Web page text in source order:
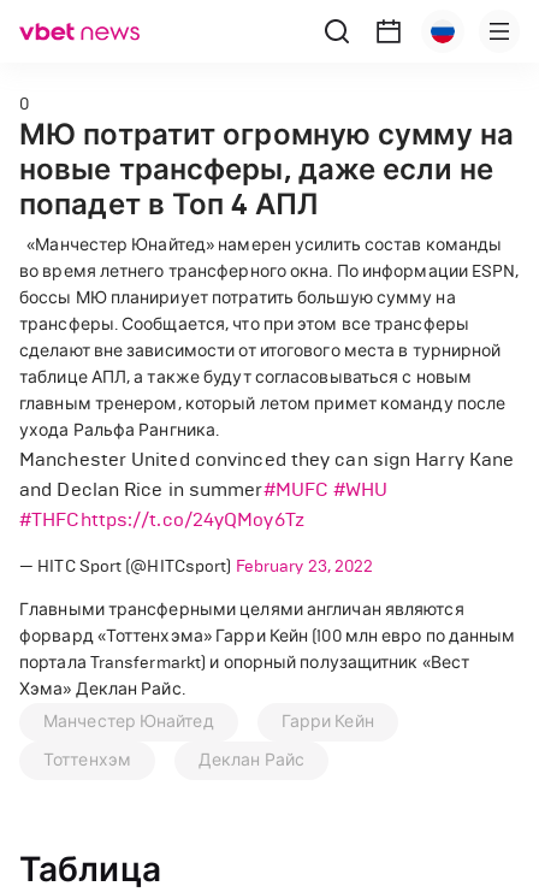
0
МЮ потратит огромную сумму на
новые трансферы, даже если не
попадет в Топ 4 АПЛ
«Манчестер Юнайтед» намерен усилить состав команды
во время летнего трансферного окна. По информации ESPN,
боссы МЮ планириует потратить большую сумму на
трансферы. Сообщается, что при этом все трансферы
сделают вне зависимости от итогового места в турнирной
таблице АПЛ, а также будут согласовываться с новым
главным тренером, который летом примет команду после
ухода Ральфа Рангника.
Manchester United convinced they can sign Harry Kane
and Declan Rice in summer#MUFC #WHU
#THFChttps://t.co/24yQMoy6Tz
— HITC Sport (@HITCsport) February 23, 2022
Главными трансферными целями англичан являются
форвард «Тоттенхэма» Гарри Кейн (100 млн евро по данным
портала Transfermarkt) и опорный полузащитник «Вест
Хэма» Деклан Райс.
Манчестер Юнайтед
Гарри Кейн
Тоттенхэм
Деклан Райс
Таблица